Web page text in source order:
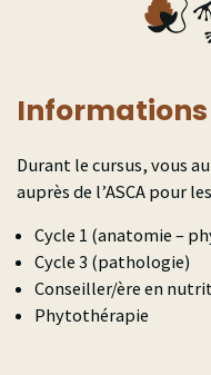
Durant le cursus, vous
auprès de l’ASCA pour
Cycle 1 (anatomie –
Cycle 3 (pathologie)
Conseiller/ère en
Phytothérapie